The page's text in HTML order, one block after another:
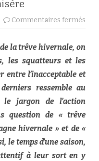
Commentaires fermés
la
la trêve hivernale, on
les squatteurs et les
entre l’inacceptable et
ressemble au
le jargon de l’action
question de « trêve
hivernale » et de «
le temps d’une saison,
à leur sort en y